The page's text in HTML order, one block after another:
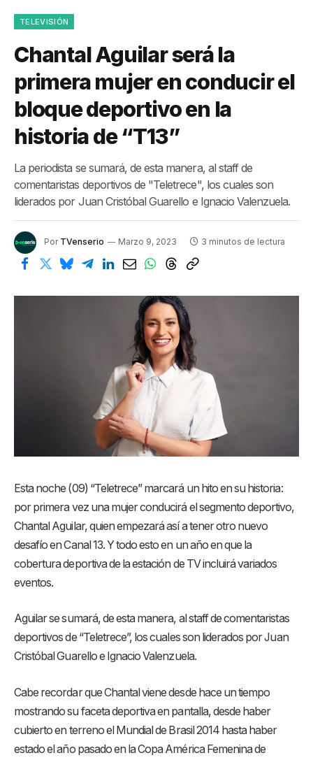
TELEVISIÓN
Chantal Aguilar será la
primera mujer en conducir el
bloque deportivo en la
historia de “T13”
La periodista se sumará, de esta manera, al staff de
comentaristas deportivos de "Teletrece", los cuales son
liderados por Juan Cristóbal Guarello e Ignacio Valenzuela.
Por TVenserio Marzo 9, 2023 3 minutos de lectura
Esta noche (09) “Teletrece” marcará un hito en su historia:
por primera vez una mujer conducirá el segmento deportivo,
Chantal Aguilar, quien empezará así a tener otro nuevo
desafío en Canal 13. Y todo esto en un año en que la
cobertura deportiva de la estación de TV incluirá variados
eventos.
Aguilar se sumará, de esta manera, al staff de comentaristas
deportivos de “Teletrece”, los cuales son liderados por Juan
Cristóbal Guarello e Ignacio Valenzuela.
Cabe recordar que Chantal viene desde hace un tiempo
mostrando su faceta deportiva en pantalla, desde haber
cubierto en terreno el Mundial de Brasil 2014 hasta haber
estado el año pasado en la Copa América Femenina de